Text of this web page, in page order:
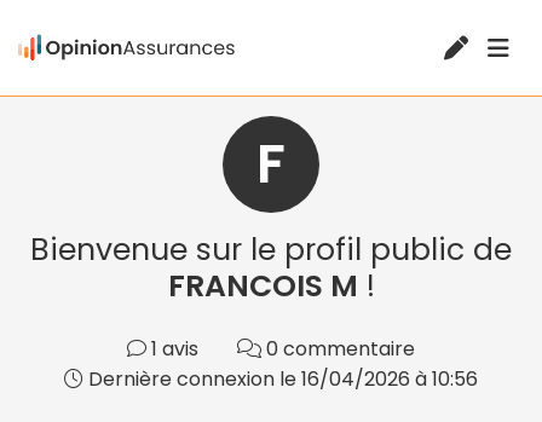
F
Bienvenue sur le profil public de
FRANCOIS M !
1 avis
0 commentaire
Dernière connexion le 16/04/2026 à 10:56